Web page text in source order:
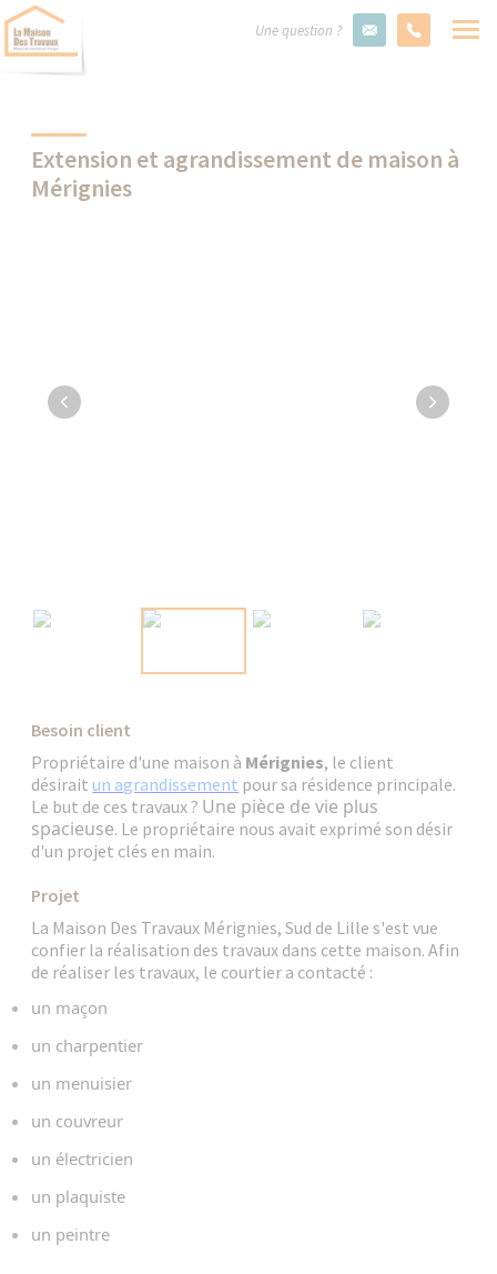
Une question ?
Extension et agrandissement de maison à
Mérignies
Besoin client
Propriétaire d'une maison à Mérignies, le client
désiraitun agrandissement pour sa résidence principale.
Le but de ces travaux ? Une pièce de vie plus
spacieuse. Le propriétaire nous avait exprimé son désir
d'un projet clés en main.
Projet
La Maison Des Travaux Mérignies, Sud de Lille s'est vue
confier la réalisation des travaux dans cette maison. Afin
de réaliser les travaux, le courtier a contacté :
un maçon
un charpentier
un menuisier
un couvreur
un électricien
un plaquiste
un peintre